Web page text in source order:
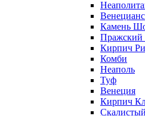
Камень
Пражский
Кирпич
Комби
Неаполь
Туф
Венеция
Кирпич